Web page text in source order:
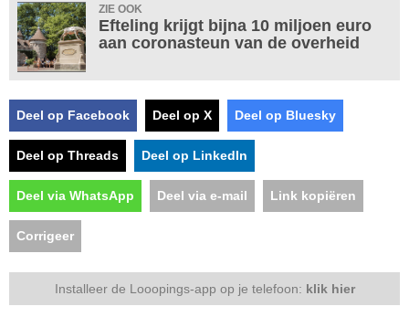
ZIE OOK
Efteling krijgt bijna 10 miljoen euro
aan coronasteun van de overheid
Deel op Facebook Deel op X Deel op Bluesky
Deel op Threads Deel op LinkedIn
Deel via WhatsApp Deel via e-mail Link kopiëren
Corrigeer
Installeer de Looopings-app op je telefoon: klik hier